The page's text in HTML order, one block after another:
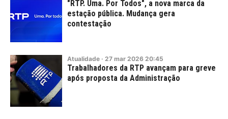
"RTP. Uma. Por Todos", a nova marca da
estação pública. Mudança gera
contestação
Atualidade · 27 mar 2026 20:45
Trabalhadores da RTP avançam para greve
após proposta da Administração